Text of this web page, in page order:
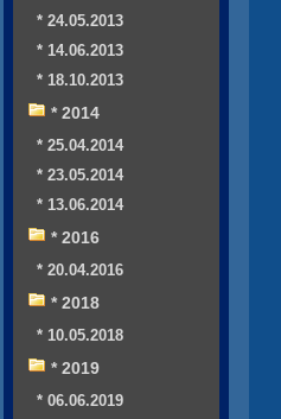
* 24.05.2013
* 14.06.2013
* 18.10.2013
* 2014
* 25.04.2014
* 23.05.2014
* 13.06.2014
* 2016
* 20.04.2016
* 2018
* 10.05.2018
* 2019
* 06.06.2019